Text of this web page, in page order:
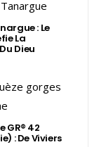
: Le
La
Dieu
GR® 42
: De Viviers